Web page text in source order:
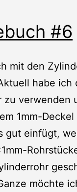
#6
mit den
habe ich
zu verwenden
1mm-
gut einfügt,
möchte